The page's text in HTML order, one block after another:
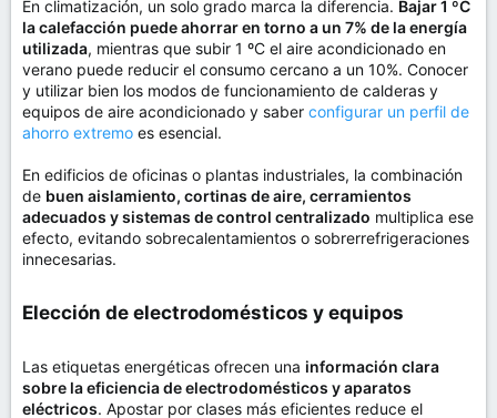
En climatización, un solo grado marca la diferencia. Bajar 1 ºC
la calefacción puede ahorrar en torno a un 7% de la energía
utilizada, mientras que subir 1 ºC el aire acondicionado en
verano puede reducir el consumo cercano a un 10%. Conocer
y utilizar bien los modos de funcionamiento de calderas y
equipos de aire acondicionado y saber configurar un perfil de
ahorro extremo es esencial.
En edificios de oficinas o plantas industriales, la combinación
de buen aislamiento, cortinas de aire, cerramientos
adecuados y sistemas de control centralizado multiplica ese
efecto, evitando sobrecalentamientos o sobrerrefrigeraciones
innecesarias.
Elección de electrodomésticos y equipos​
Las etiquetas energéticas ofrecen una información clara
sobre la eficiencia de electrodomésticos y aparatos
eléctricos. Apostar por clases más eficientes reduce el